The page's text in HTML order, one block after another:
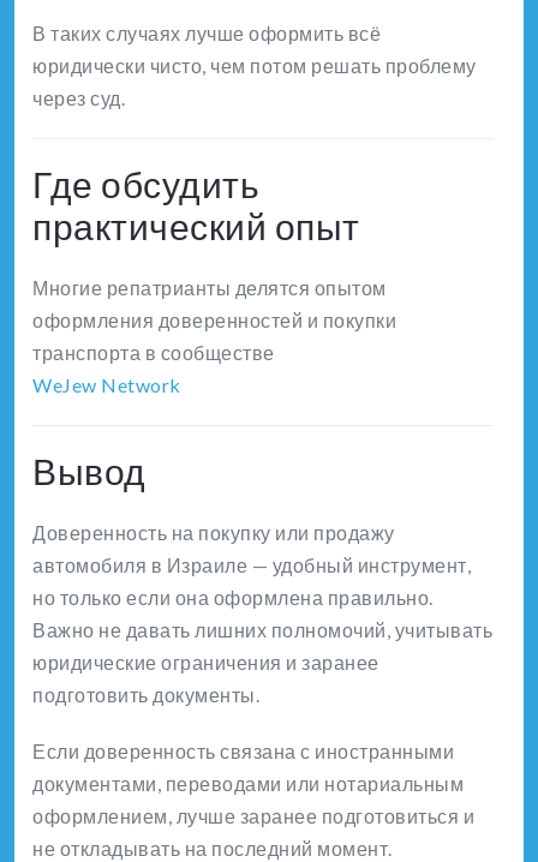
В таких случаях лучше оформить всё
юридически чисто, чем потом решать проблему
через суд.
Где обсудить
практический опыт
Многие репатрианты делятся опытом
оформления доверенностей и покупки
транспорта в сообществе
WeJew Network
Вывод
Доверенность на покупку или продажу
автомобиля в Израиле — удобный инструмент,
но только если она оформлена правильно.
Важно не давать лишних полномочий, учитывать
юридические ограничения и заранее
подготовить документы.
Если доверенность связана с иностранными
документами, переводами или нотариальным
оформлением, лучше заранее подготовиться и
не откладывать на последний момент.